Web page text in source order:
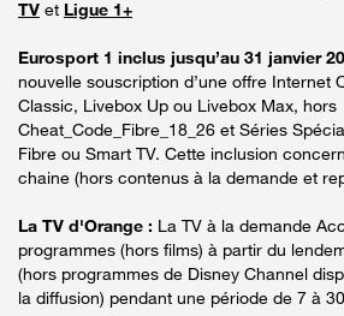
TV et Ligue 1+
Eurosport 1 inclus jusqu’au 31 janvier
nouvelle souscription d’une offre Internet
Classic, Livebox Up ou Livebox Max, hors
Cheat_Code_Fibre_18_26 et Séries
Fibre ou Smart TV. Cette inclusion
chaine (hors contenus à la demande et
La TV d'Orange : La TV à la demande
programmes (hors films) à partir du
(hors programmes de Disney Channel
la diffusion) pendant une période de 7 à